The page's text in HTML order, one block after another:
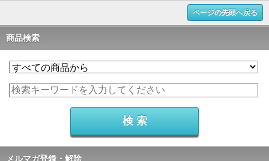
ページの先頭へ戻る
商品検索
メルマガ登録・解除